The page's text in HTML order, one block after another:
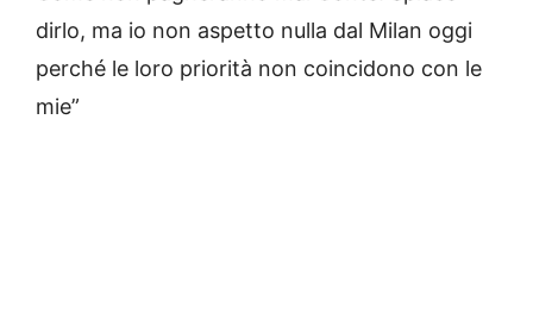
dirlo, ma io non aspetto nulla dal Milan oggi
perché le loro priorità non coincidono con le
mie”